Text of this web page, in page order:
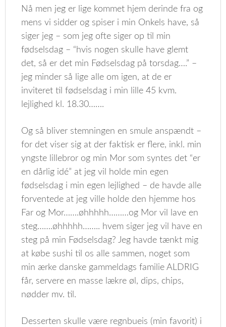
Nå men jeg er lige kommet hjem derinde fra og
mens vi sidder og spiser i min Onkels have, så
siger jeg – som jeg ofte siger op til min
fødselsdag – “hvis nogen skulle have glemt
det, så er det min Fødselsdag på torsdag….” –
jeg minder så lige alle om igen, at de er
inviteret til fødselsdag i min lille 45 kvm.
lejlighed kl. 18.30…….
Og så bliver stemningen en smule anspændt –
for det viser sig at der faktisk er flere, inkl. min
yngste lillebror og min Mor som syntes det “er
en dårlig idé” at jeg vil holde min egen
fødselsdag i min egen lejlighed – de havde alle
forventede at jeg ville holde den hjemme hos
Far og Mor…….øhhhhh………og Mor vil lave en
steg…….øhhhhh…….. hvem siger jeg vil have en
steg på min Fødselsdag? Jeg havde tænkt mig
at købe sushi til os alle sammen, noget som
min ærke danske gammeldags familie ALDRIG
får, servere en masse lækre øl, dips, chips,
nødder mv. til.
Desserten skulle være regnbueis (min favorit) i